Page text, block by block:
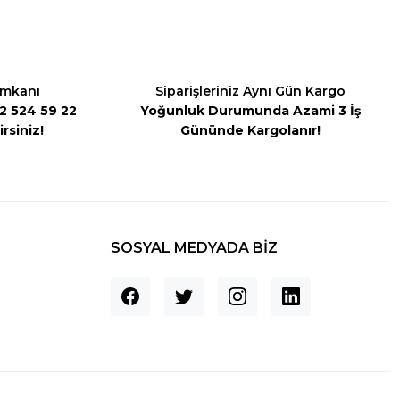
524 59 22
Siparişleriniz Aynı Gün Kargo
Yoğunluk Durumunda Azami 3 İş
Gününde Kargolanır!
SOSYAL MEDYADA BİZ